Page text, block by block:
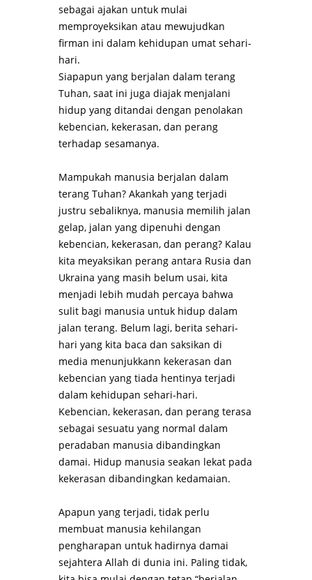
sebagai ajakan untuk mulai
memproyeksikan atau mewujudkan
firman ini dalam kehidupan umat sehari-
hari.
Siapapun yang berjalan dalam terang
Tuhan, saat ini juga diajak menjalani
hidup yang ditandai dengan penolakan
kebencian, kekerasan, dan perang
terhadap sesamanya.
Mampukah manusia berjalan dalam
terang Tuhan? Akankah yang terjadi
justru sebaliknya, manusia memilih jalan
gelap, jalan yang dipenuhi dengan
kebencian, kekerasan, dan perang? Kalau
kita meyaksikan perang antara Rusia dan
Ukraina yang masih belum usai, kita
menjadi lebih mudah percaya bahwa
sulit bagi manusia untuk hidup dalam
jalan terang. Belum lagi, berita sehari-
hari yang kita baca dan saksikan di
media menunjukkann kekerasan dan
kebencian yang tiada hentinya terjadi
dalam kehidupan sehari-hari.
Kebencian, kekerasan, dan perang terasa
sebagai sesuatu yang normal dalam
peradaban manusia dibandingkan
damai. Hidup manusia seakan lekat pada
kekerasan dibandingkan kedamaian.
Apapun yang terjadi, tidak perlu
membuat manusia kehilangan
pengharapan untuk hadirnya damai
sejahtera Allah di dunia ini. Paling tidak,